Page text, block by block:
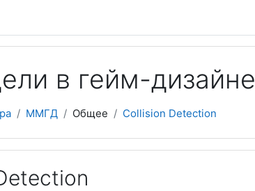
в гейм-дизайне
ММГД Общее Collision Detection